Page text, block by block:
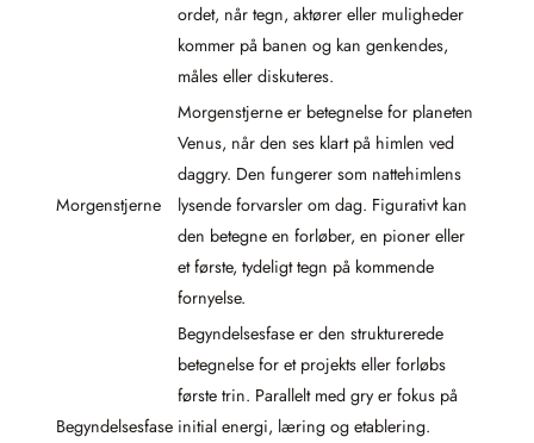
ordet, når tegn, aktører eller muligheder
kommer på banen og kan genkendes,
måles eller diskuteres.
Morgenstjerne
Morgenstjerne er betegnelse for planeten
Venus, når den ses klart på himlen ved
daggry. Den fungerer som nattehimlens
lysende forvarsler om dag. Figurativt kan
den betegne en forløber, en pioner eller
et første, tydeligt tegn på kommende
fornyelse.
Begyndelsesfase
Begyndelsesfase er den strukturerede
betegnelse for et projekts eller forløbs
første trin. Parallelt med gry er fokus på
initial energi, læring og etablering.